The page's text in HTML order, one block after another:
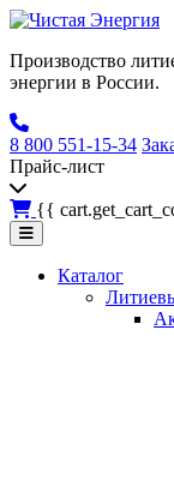
Производство
энергии в России.
8 800 551-15-34
Прайс-лист
{{
Каталог